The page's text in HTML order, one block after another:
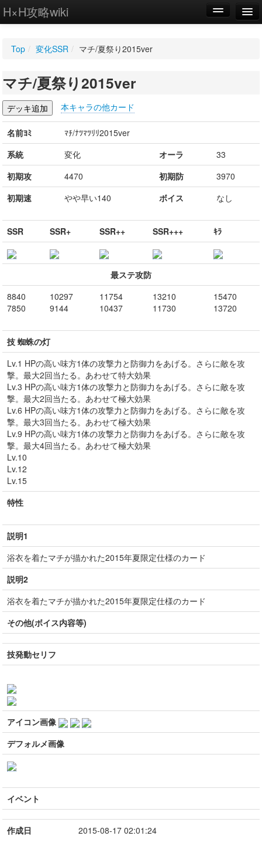
H×H攻略wiki
WIKI
設定
Top / 変化SSR / マチ/夏祭り2015ver
マチ/夏祭り2015ver
本キャラの他カード
名前ﾖﾐ
ﾏﾁ/ﾅﾂﾏﾂﾘﾘ2015ver
系統
変化 オーラ
33
初期攻
4470 初期防
3970
初期速
やや早い140 ボイス なし
SSR SSR+ SSR++ SSR+++ ｷﾗ
最ステ攻防
8840
7850
10297
9144
11754
10437
13210
11730
15470
13720
技 蜘蛛の灯
Lv.1 HPの高い味方1体の攻撃力と防御力をあげる。さらに敵を攻
撃。最大2回当たる。あわせて特大効果
Lv.3 HPの高い味方1体の攻撃力と防御力をあげる。さらに敵を攻
撃。最大2回当たる。あわせて極大効果
Lv.6 HPの高い味方1体の攻撃力と防御力をあげる。さらに敵を攻
撃。最大3回当たる。あわせて極大効果
Lv.9 HPの高い味方1体の攻撃力と防御力をあげる。さらに敵を攻
撃。最大4回当たる。あわせて極大効果
Lv.10
Lv.12
Lv.15
特性
説明1
浴衣を着たマチが描かれた2015年夏限定仕様のカード
説明2
浴衣を着たマチが描かれた2015年夏限定仕様のカード
その他(ボイス内容等)
技発動セリフ
アイコン画像
デフォルメ画像
イベント
作成日 2015-08-17 02:01:24